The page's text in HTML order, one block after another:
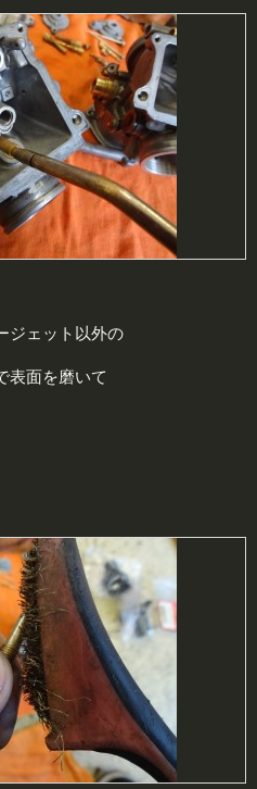
ジェット以外の
表面を磨いて